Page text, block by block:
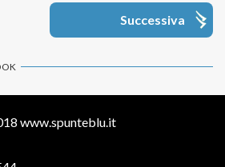
Successiva
www.spunteblu.it